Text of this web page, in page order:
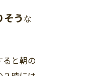
そうな
ると朝の